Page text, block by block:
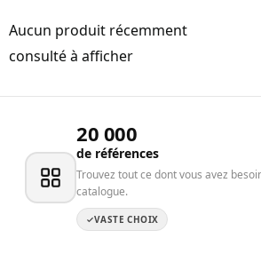
Aucun produit récemment
consulté à afficher
20 000
de références
Trouvez tout ce dont vous avez
catalogue.
VASTE CHOIX